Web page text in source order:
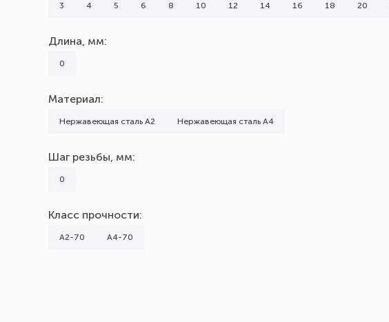
3 4 5 6 8 10 12 14 16 18 20
Длина, мм:
0
Материал:
Нержавеющая сталь А2 Нержавеющая сталь А4
Шаг резьбы, мм:
0
Класс прочности:
А2-70 А4-70